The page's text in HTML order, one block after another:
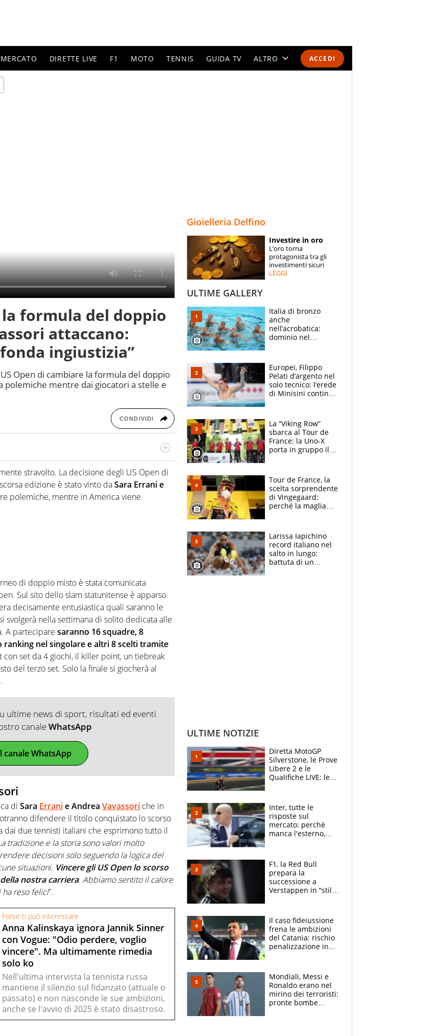
ACCEDI
DIRETTE LIVE F1 MOTO TENNIS GUIDA TV ALTRO
SPECIALI
ESPERTI
formula del doppio
attaccano:
ingiustizia”
Open di cambiare la formula del doppio
polemiche mentre dai giocatori a stelle e
CONDIVIDI
segreti: basket, football, baseball e la capacità
vedono granché
stravolto. La decisione degli US Open di
edizione è stato vinto daSara Errani e
polemiche, mentre in America viene
di doppio misto è stata comunicata
Sul sito dello slam statunitense è apparso
decisamente entusiastica quali saranno le
svolgerà nella settimana di solito dedicata alle
A partecipare saranno 16 squadre, 8
nel singolare e altri 8 scelti tramite
con set da 4 giochi, il killer point, un tiebreak
del terzo set. Solo la finale si giocherà al
ultime news di sport, risultati ed eventi
canaleWhatsApp
canale WhatsApp
di Sara Erranie Andrea Vavassori che in
difendere il titolo conquistato lo scorso
dai due tennisti italiani che esprimono tutto il
tradizione e la storia sono valori molto
decisioni solo seguendo la logica del
situazioni. Vincere gli US Open lo scorso
nostra carriera. Abbiamo sentito il calore
reso felici”.
Forse ti può interessare
Anna Kalinskaya ignora Jannik Sinner
con Vogue: "Odio perdere, voglio
vincere". Ma ultimamente rimedia
solo ko
Nell'ultima intervista la tennista russa
mantiene il silenzio sul fidanzato (attuale o
passato) e non nasconde le sue ambizioni,
anche se l'avvio di 2025 è stato disastroso.
Gioielleria Delfino
Investire in oro
L’oro torna
protagonista tra gli
investimenti sicuri
LEGGI
ULTIME GALLERY
Italia di bronzo
anche
nell’acrobatica:
dominio nel
e compagni
continuare
Europei, Filippo
Pelati d’argento nel
solo tecnico: l’erede
di Minisini continua
mirino
La “Viking Row”
sbarca al Tour de
France: la Uno-X
porta in gruppo il
compagni
Tour de France, la
scelta sorprendente
di Vingegaard:
perché la maglia
rischio da evitare
Larissa Iapichino
record italiano nel
salto in lungo:
battuta di un
ULTIME NOTIZIE
Diretta MotoGP
Silverstone, le Prove
Libere 2 e le
Qualifiche LIVE: le
fila
Inter, tutte le
risposte sul
mercato: perchè
manca l'esterno,
vero obiettivo di
Marotta
F1, la Red Bull
prepara la
successione a
Verstappen in “stile
attacco all’Italia
Il caso fideiussione
frena le ambizioni
del Catania: rischio
penalizzazione in
Mondiali, Messi e
Ronaldo erano nel
mirino dei terroristi:
pronte bombe